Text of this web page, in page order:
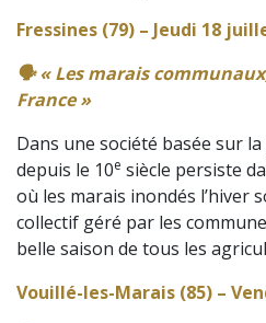
Fressines (79) – Jeudi 18
🗣️ « Les marais
France »
Dans une société basée sur
depuis le 10e siècle persiste
où les marais inondés l’hiver
collectif géré par les
belle saison de tous les
Vouillé-les-Marais (85) –